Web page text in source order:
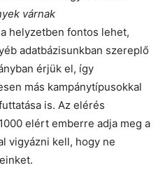
várnak
a helyzetben fontos lehet,
adatbázisunkban szereplő
érjük el, így
más kampánytípusokkal
is. Az elérés
elért emberre adja meg a
vigyázni kell, hogy ne